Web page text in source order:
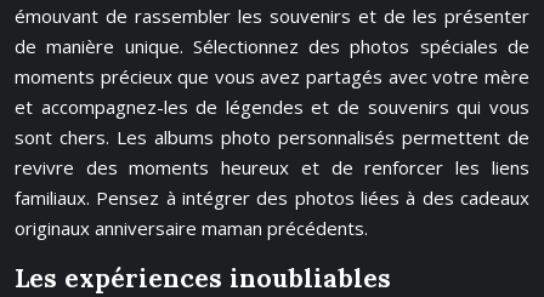
émouvant de rassembler les souvenirs et de les présenter
de manière unique. Sélectionnez des photos spéciales de
moments précieux que vous avez partagés avec votre mère
et accompagnez-les de légendes et de souvenirs qui vous
sont chers. Les albums photo personnalisés permettent de
revivre des moments heureux et de renforcer les liens
familiaux. Pensez à intégrer des photos liées à des cadeaux
originaux anniversaire maman précédents.
Les expériences inoubliables